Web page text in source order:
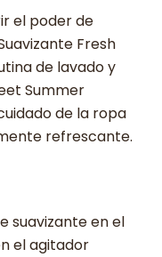
el poder de
Fresh
de lavado y
Summer
de la ropa
refrescante.
suavizante en el
el agitador